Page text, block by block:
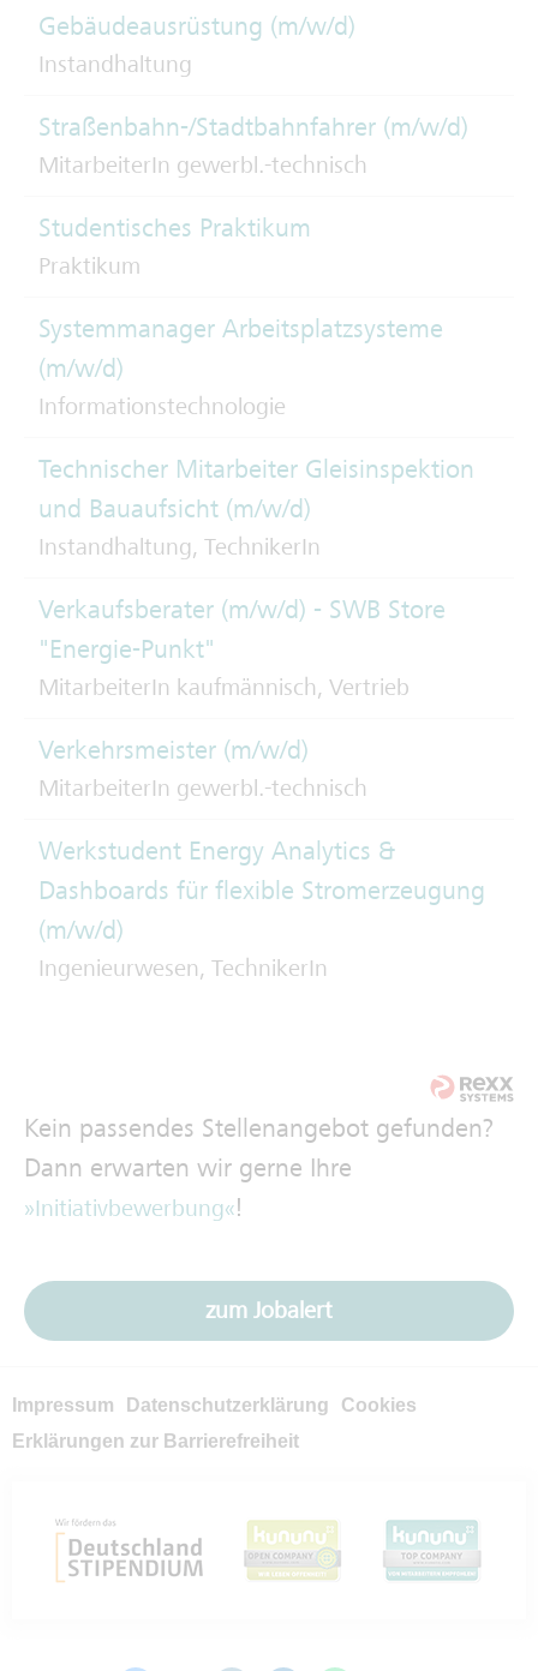
Gebäudeausrüstung (m/w/d)
Instandhaltung
Straßenbahn-/Stadtbahnfahrer (m/w/d)
MitarbeiterIn gewerbl.-technisch
Studentisches Praktikum
Praktikum
Systemmanager Arbeitsplatzsysteme
(m/w/d)
Informationstechnologie
Technischer Mitarbeiter Gleisinspektion
und Bauaufsicht (m/w/d)
Instandhaltung, TechnikerIn
Verkaufsberater (m/w/d) - SWB Store
"Energie-Punkt"
MitarbeiterIn kaufmännisch, Vertrieb
Verkehrsmeister (m/w/d)
MitarbeiterIn gewerbl.-technisch
Werkstudent Energy Analytics &
Dashboards für flexible Stromerzeugung
(m/w/d)
Ingenieurwesen, TechnikerIn
Kein passendes Stellenangebot gefunden?
Dann erwarten wir gerne Ihre
Initiativbewerbung !
zum Jobalert
Impressum Datenschutzerklärung
Cookies
Erklärungen zur Barrierefreiheit